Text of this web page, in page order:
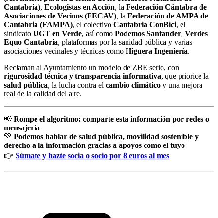
Cantabria), Ecologistas en Acción, la Federación Cántabra de
Asociaciones de Vecinos (FECAV), la Federación de AMPA de
Cantabria (FAMPA), el colectivo Cantabria ConBici, el
sindicato UGT en Verde, así como Podemos Santander, Verdes
Equo Cantabria, plataformas por la sanidad pública y varias
asociaciones vecinales y técnicas como Higuera Ingeniería.
Reclaman al Ayuntamiento un modelo de ZBE serio, con
rigurosidad técnica y transparencia informativa, que priorice la
salud pública, la lucha contra el cambio climático y una mejora
real de la calidad del aire.
📢 Rompe el algoritmo: comparte esta información por redes o
mensajería
💚 Podemos hablar de salud pública, movilidad sostenible y
derecho a la información gracias a apoyos como el tuyo
👉 Súmate y hazte socia o socio por 8 euros al mes